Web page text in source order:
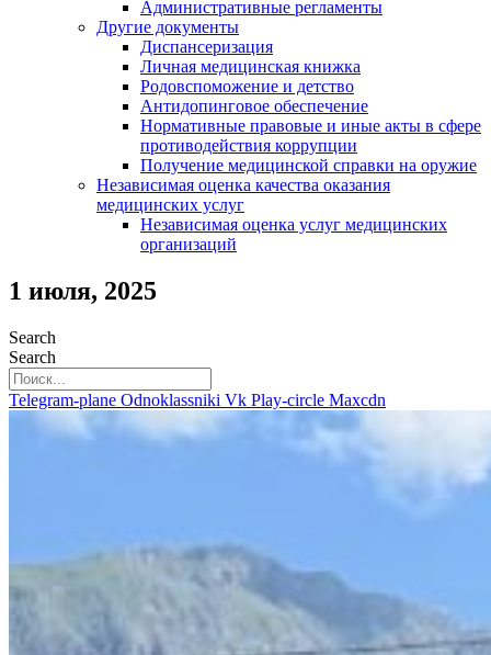
Административные регламенты
Другие документы
Диспансеризация
Личная медицинская книжка
Родовспоможение и детство
Антидопинговое обеспечение
Нормативные правовые и иные акты в сфере
противодействия коррупции
Получение медицинской справки на оружие
Независимая оценка качества оказания
медицинских услуг
Независимая оценка услуг медицинскиx
организаций
1 июля, 2025
Search
Search
Telegram-plane Odnoklassniki Vk Play-circle Maxcdn